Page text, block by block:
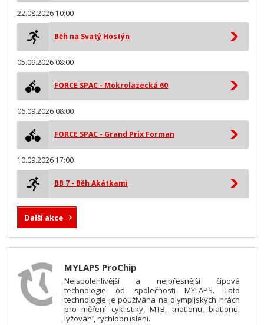
22.08.2026 10:00
Běh na Svatý Hostýn
05.09.2026 08:00
FORCE SPAC - Mokrolazecká 60
06.09.2026 08:00
FORCE SPAC - Grand Prix Forman
10.09.2026 17:00
BB 7 - Běh Akátkami
Další akce
MYLAPS ProChip
Nejspolehlivější a nejpřesnější čipová
technologie od společnosti MYLAPS. Tato
technologie je používána na olympijských hrách
pro měření cyklistiky, MTB, triatlonu, biatlonu,
lyžování, rychlobruslení.